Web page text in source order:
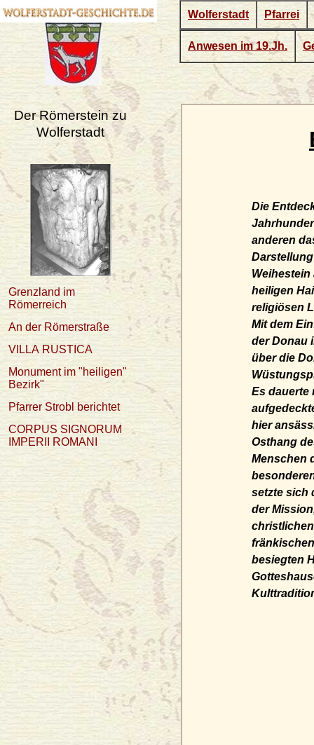
Die
anderen
Weihestein
heiligen
religiösen
Mit dem
der Donau
über die
Es dauerte
hier
Osthang
Menschen
setzte sich
der
besiegten
Wolferstadt Pfarrei
Anwesen im 19.Jh.
Der Römerstein zu
Wolferstadt
Grenzland im
Römerreich
An der Römerstraße
VILLA RUSTICA
Monument im "heiligen"
Bezirk"
Pfarrer Strobl berichtet
CORPUS SIGNORUM
IMPERII ROMANI